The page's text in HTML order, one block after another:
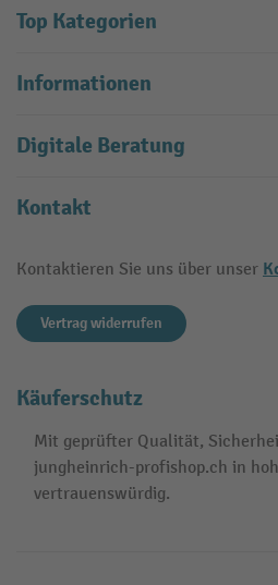
Top Kategorien
Informationen
Digitale Beratung
Kontakt
Kontaktieren Sie uns über unser
Vertrag widerrufen
Käuferschutz
Mit geprüfter Qualität,
jungheinrich-profishop.ch in
vertrauenswürdig.